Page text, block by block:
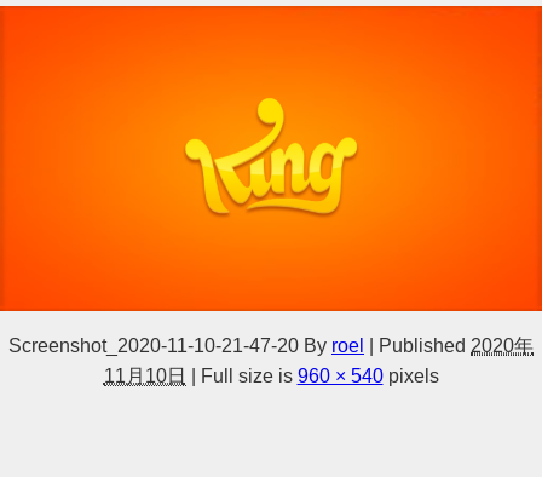
Screenshot_2020-11-10-21-47-20 By roel Published 2020年
11月10日
Full size is 960 × 540pixels